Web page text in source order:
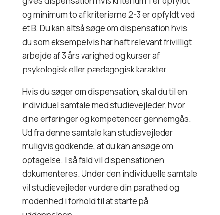
og minimum to af kriterierne 2-3 er opfyldt ved
et B. Du kan altså søge om dispensation hvis
du som eksempelvis har haft relevant frivilligt
arbejde af 3 års varighed og kurser af
psykologisk eller pædagogisk karakter.
Hvis du søger om dispensation, skal du til en
individuel samtale med studievejleder, hvor
dine erfaringer og kompetencer gennemgås.
Ud fra denne samtale kan studievejleder
muligvis godkende, at du kan ansøge om
optagelse. I så fald vil dispensationen
dokumenteres. Under den individuelle samtale
vil studievejleder vurdere din parathed og
modenhed i forhold til at starte på